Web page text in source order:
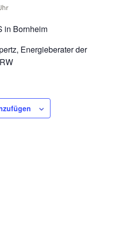
in Bornheim
Energieberater der